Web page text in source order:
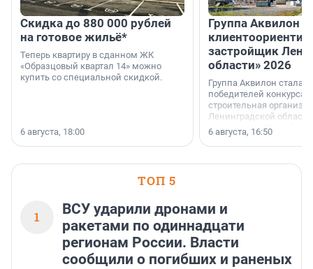
Скидка до 880 000 рублей
на готовое жильё*
Теперь квартиру в сданном ЖК
«Образцовый квартал 14» можно
купить со специальной скидкой.
6 августа, 18:00
Группа Аквилон
застройщик
области» 2026
Группа Аквилон стала
победителей конкурса
строительная
Ленинградской области
номинации «Самый
застройщик
области».
6 августа, 16:50
ТОП 5
1
ВСУ ударили дронами и
ракетами по одиннадцати
регионам России. Власти
сообщили о погибших и раненых